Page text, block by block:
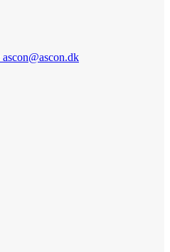
ascon@ascon.dk